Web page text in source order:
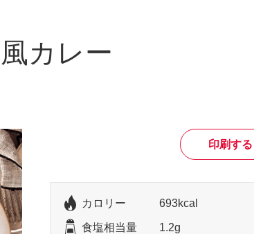
カレー
印刷する
カロリー 693kcal
食塩相当量 1.2g